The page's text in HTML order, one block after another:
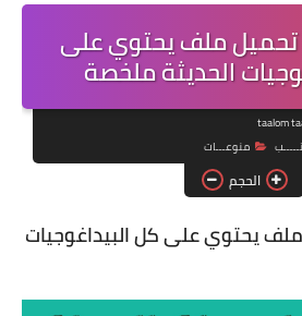
تحميل ملف يحتوي على
الحديثة ملخصة
taalom
منوعـــات
الحجم
يحتوي على كل البيداغوجيات